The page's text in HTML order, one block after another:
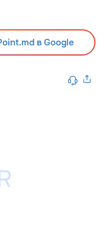
в Google